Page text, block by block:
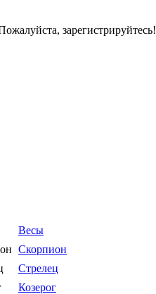
зарегистрируйтесь!
Весы
Скорпион
Стрелец
Козерог